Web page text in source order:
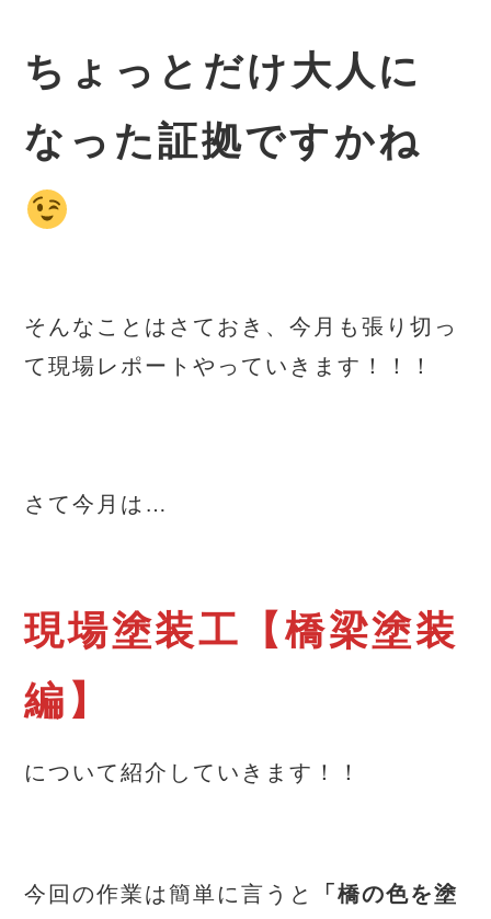
ちょっとだけ大人に
なった証拠ですかね
そんなことはさておき、今月も張り切っ
て現場レポートやっていきます！！！
さて今月は…
現場塗装工【橋梁塗装
編】
について紹介していきます！！
今回の作業は簡単に言うと
「橋の色を塗